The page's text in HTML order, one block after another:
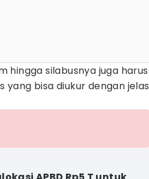
hingga silabusnya juga harus
yang bisa diukur dengan jelas